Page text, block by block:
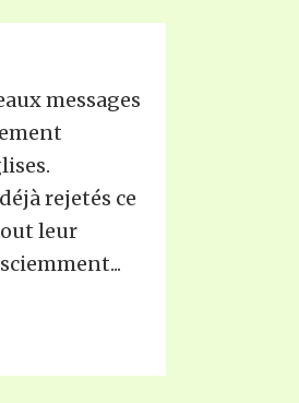
messages
rejetés ce
leur